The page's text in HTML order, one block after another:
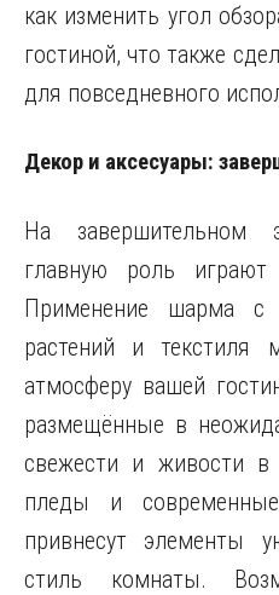
как изменить угол
гостиной, что также
для повседневного
Декор и аксесуары:
На завершительном
главную роль
Применение шарма с
растений и текстиля
атмосферу вашей
размещённые в
свежести и живости в
пледы и
привнесут элементы
стиль комнаты.